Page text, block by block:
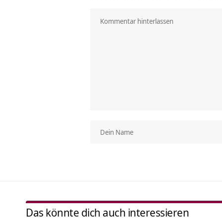
Das könnte dich auch interessieren